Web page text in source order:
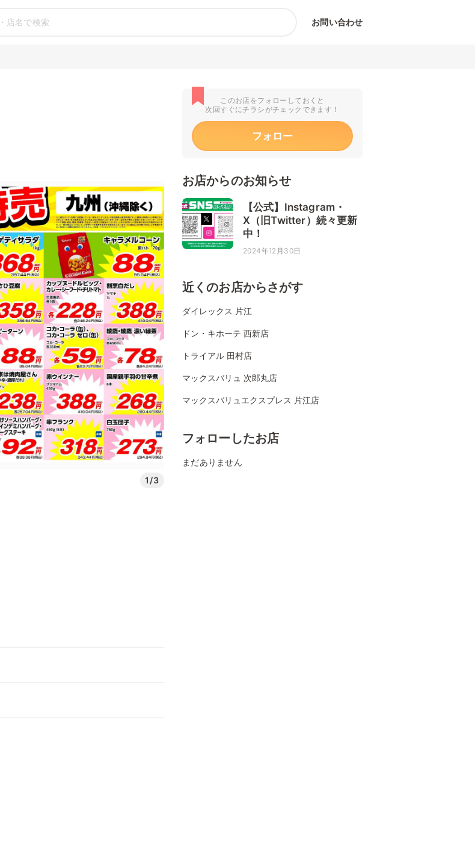
お問い合わせ
1/3
このお店をフォローしておくと
次回すぐにチラシがチェックできます！
フォロー
お店からのお知らせ
【公式】Instagram・
X（旧Twitter）続々更新
中！
2024年12月30日
近くのお店からさがす
ダイレックス 片江
ドン・キホーテ 西新店
トライアル 田村店
マックスバリュ 次郎丸店
マックスバリュエクスプレス 片江店
フォローしたお店
まだありません